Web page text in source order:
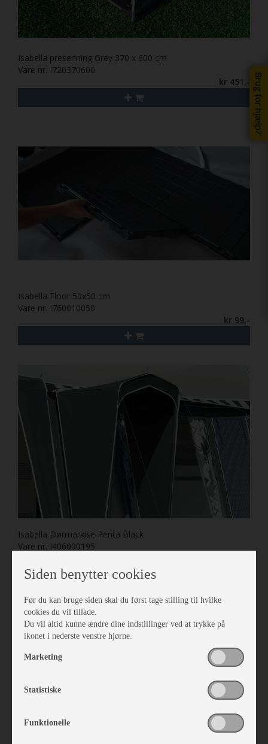
Brug for hjælp?
Isabella presenning Grey 370 x 600 cm
Vare nr. I720370600
kr 451,-
Isabella Floor 50x50 cm
Vare nr. I760010050
kr 99,-
Isabella Dørmarkise Penta Black
Vare nr. I406000195
Siden benytter cookies
Før du kan bruge siden skal du først tage stilling til hvilke
cookies du vil tillade.
Du vil altid kunne ændre dine indstillinger ved at trykke på
ikonet i nederste venstre hjørne.
Marketing
Statistiske
Funktionelle